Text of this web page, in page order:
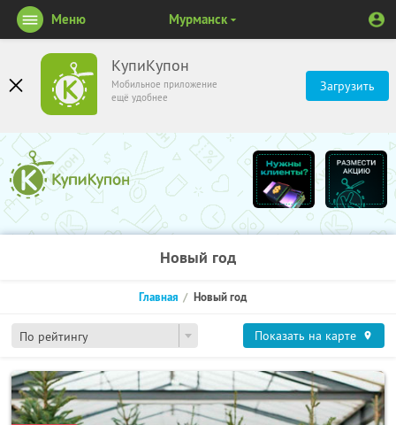
КупиКупон
Мобильное приложение
ещё удобнее
Загрузить
Меню Мурманск
Новый год
По рейтингу
Главная Новый год
Показать на карте